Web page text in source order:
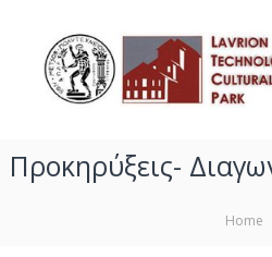
Προκηρύξεις-
Home